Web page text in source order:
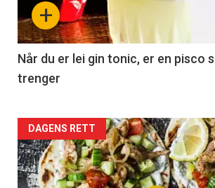
+
Når du er lei gin tonic, er en pisco
trenger
Forsiden
akkurat
DAGENS RETT